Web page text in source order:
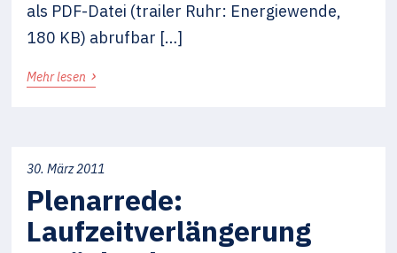
als PDF-Datei (trailer Ruhr: Energiewende,
180 KB) abrufbar […]
Mehr lesen ›
30. März 2011
Plenarrede:
Laufzeitverlängerung